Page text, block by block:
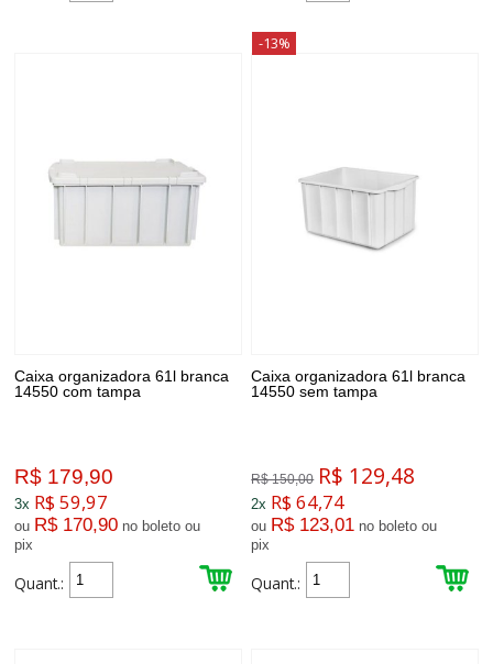
Caixa organizadora 61l branca
14550 com tampa
R$ 179,90
3x R$ 59,97
ou R$ 170,90 no boleto ou
pix
Quant.:
-13%
Caixa organizadora 61l branca
14550 sem tampa
R$ 150,00 R$ 129,48
2x R$ 64,74
ou R$ 123,01 no boleto ou
pix
Quant.: